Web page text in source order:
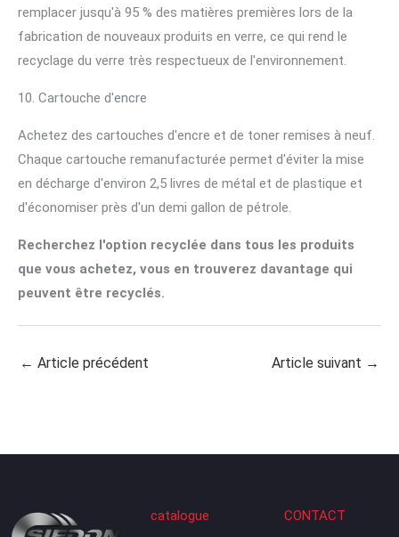
remplacer jusqu'à 95 % des matières premières lors de la
fabrication de nouveaux produits en verre, ce qui rend le
recyclage du verre très respectueux de l'environnement.
10. Cartouche d'encre
Achetez des cartouches d'encre et de toner remises à neuf.
Chaque cartouche remanufacturée permet d'éviter la mise
en décharge d'environ 2,5 livres de métal et de plastique et
d'économiser près d'un demi gallon de pétrole.
Recherchez l'option recyclée dans tous les produits
que vous achetez, vous en trouverez davantage qui
peuvent être recyclés.
← Article précédent Article suivant →
CONTACT
catalogue